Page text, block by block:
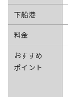
下船港
料金
おすすめ
ポイント